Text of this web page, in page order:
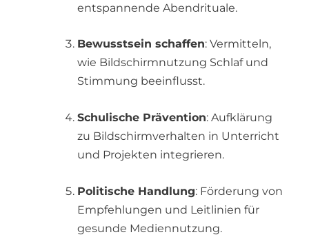
entspannende Abendrituale.
Bewusstsein schaffen: Vermitteln,
wie Bildschirmnutzung Schlaf und
Stimmung beeinflusst.
Schulische Prävention: Aufklärung
zu Bildschirmverhalten in Unterricht
und Projekten integrieren.
Politische Handlung: Förderung von
Empfehlungen und Leitlinien für
gesunde Mediennutzung.